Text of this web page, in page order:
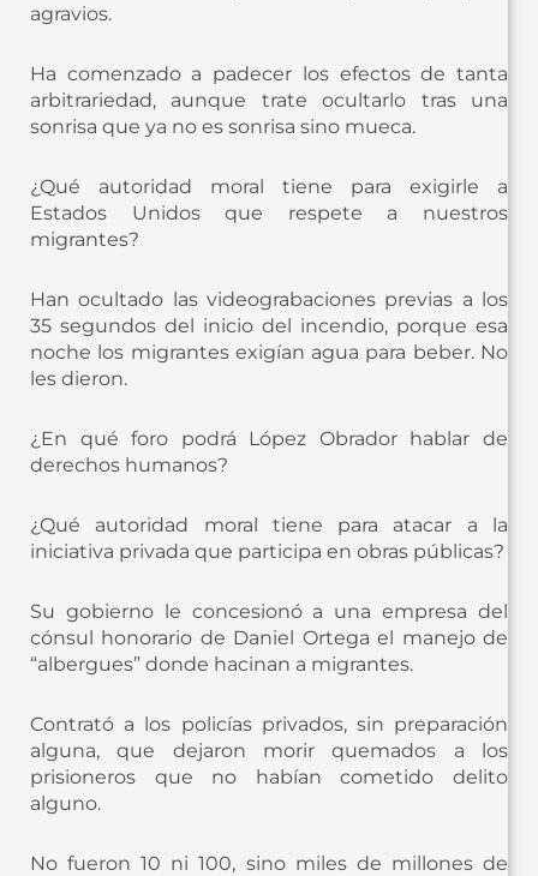
agravios.
Ha comenzado a padecer los efectos de tanta
arbitrariedad, aunque trate ocultarlo tras una
sonrisa que ya no es sonrisa sino mueca.
¿Qué autoridad moral tiene para exigirle a
Estados Unidos que respete a nuestros
migrantes?
Han ocultado las videograbaciones previas a los
35 segundos del inicio del incendio, porque esa
noche los migrantes exigían agua para beber. No
les dieron.
¿En qué foro podrá López Obrador hablar de
derechos humanos?
¿Qué autoridad moral tiene para atacar a la
iniciativa privada que participa en obras públicas?
Su gobierno le concesionó a una empresa del
cónsul honorario de Daniel Ortega el manejo de
“albergues” donde hacinan a migrantes.
Contrató a los policías privados, sin preparación
alguna, que dejaron morir quemados a los
prisioneros que no habían cometido delito
alguno.
No fueron 10 ni 100, sino miles de millones de